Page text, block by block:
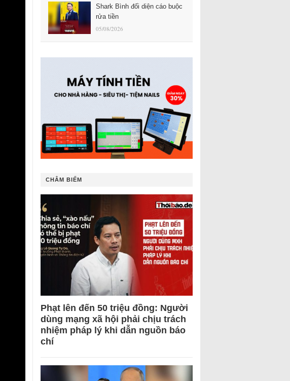
Shark Bình đối diện cáo buộc
rửa tiền
05/08/2026
CHÂM BIẾM
Phạt lên đến 50 triệu đồng: Người
dùng mạng xã hội phải chịu trách
nhiệm pháp lý khi dẫn nguồn báo
chí